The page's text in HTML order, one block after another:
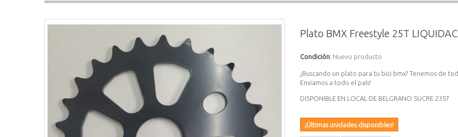
Plato BMX Freestyle 25T
Condición: Nuevo producto
¿Buscando un plato para tu bici bmx? Tenemos de
Enviamos a todo el país!
DISPONIBLE EN LOCAL DE BELGRANO SUCRE 2357
¡Últimas unidades disponibles!